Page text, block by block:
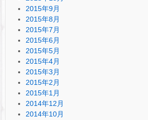
2015年9月
2015年8月
2015年7月
2015年6月
2015年5月
2015年4月
2015年3月
2015年2月
2015年1月
2014年12月
2014年10月